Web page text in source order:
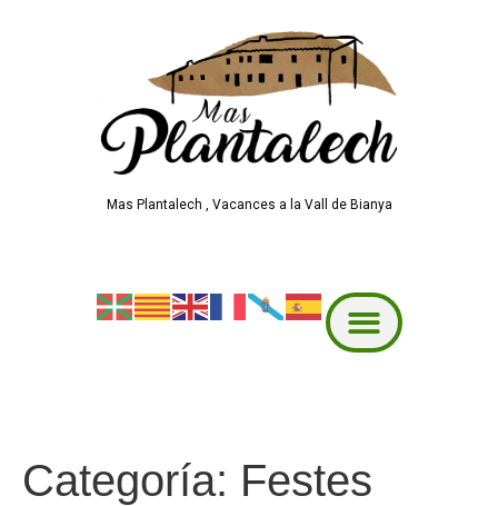
Mas Plantalech , Vacances a la Vall de Bianya
Categoría: Festes